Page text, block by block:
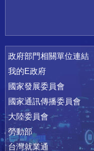
政府部門相關單位連結
我的E政府
國家發展委員會
國家通訊傳播委員會
大陸委員會
勞動部
台灣就業通